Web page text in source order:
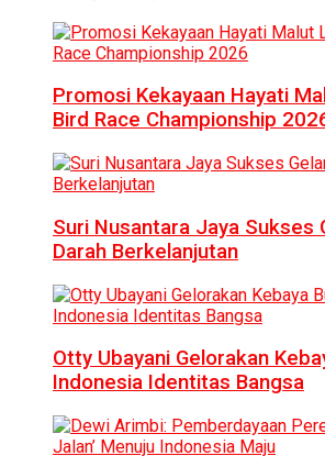
Promosi Kekayaan Hayati
Bird Race Championship
Suri Nusantara Jaya Sukses
Darah Berkelanjutan
Otty Ubayani Gelorakan
Indonesia Identitas Bangsa